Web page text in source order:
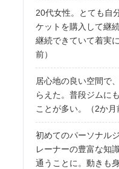
20代女性。とても自
ケットを購入して継
継続できていて着実
前）
居心地の良い空間で
らえた。普段ジムに
ことが多い。（2か月
初めてのパーソナル
レーナーの豊富な知
通うことに。動きも